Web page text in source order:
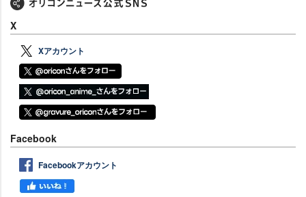
X
Xアカウント
Facebook
Facebookアカウント